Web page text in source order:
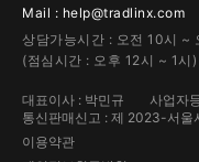
Mail : help@tradlinx.com
상담가능시간 : 오전 10시 ~
(점심시간 : 오후 12시 ~ 1시
대표이사 : 박민규
사업자
통신판매신고 : 제 2023-서울
이용약관